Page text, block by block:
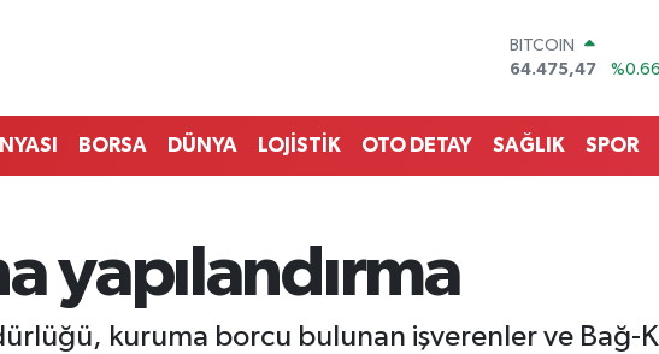
DOLAR
47,5971
%0.05
55,1336
%0.18
STERLİN
BORSA DÜNYA LOJİSTİK OTO DETAY SAĞLIK SPOR
yapılandırma
kuruma borcu bulunan işverenler ve Bağ-